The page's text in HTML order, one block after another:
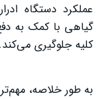
عملکرد دستگاه
گیاهی با کمک به
کلیه جلوگیری می‌کند.
به طور خلاصه،